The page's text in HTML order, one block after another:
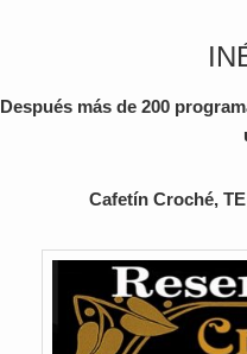
Después más de 200
Cafetín Croché,